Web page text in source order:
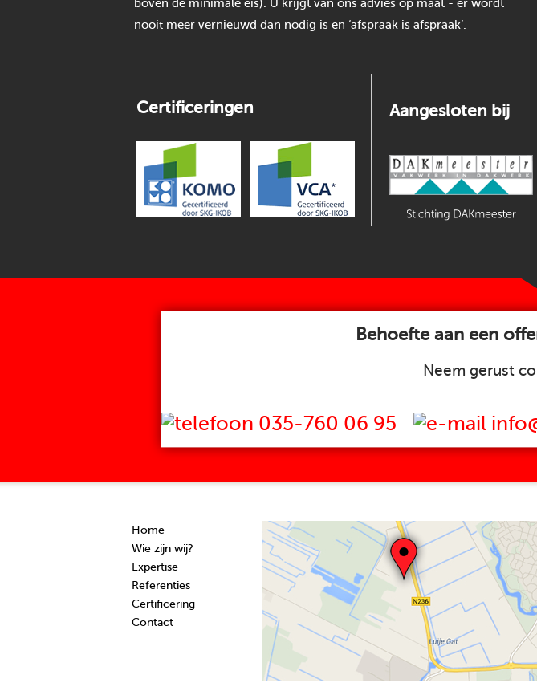
boven de minimale eis). U krijgt van ons advies op maat - er wordt
nooit meer vernieuwd dan nodig is en ‘afspraak is afspraak’.
Certificeringen Aangesloten bij
Behoefte aan een
Neem gerust
035-760 06 95
Home
Wie zijn wij?
Expertise
Referenties
Certificering
Contact